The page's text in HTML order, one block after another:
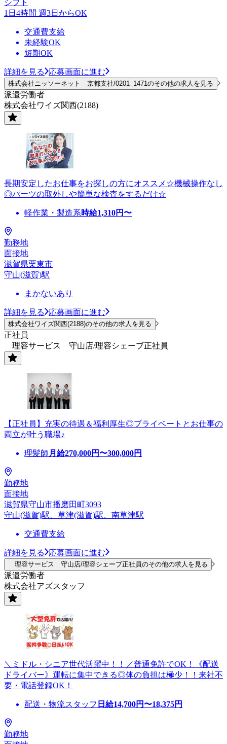
シフト
1日4時間 週3日からOK
交通費支給
未経験OK
短期OK
詳細を見る 応募画面に進む
株式会社ニッソーネット 京都支社/0201_1471のその他の求人を見る
派遣労働者
株式会社ワイズ関西(2188)
長期安定したお仕事をお探しの方にオススメ☆機械操作なし
◎パーツの取外しや簡単な検査をするだけ☆
軽作業・製造系時給1,310円〜
勤務地
面接地
滋賀県栗東市
守山(滋賀)駅
まかないあり
詳細を見る 応募画面に進む
株式会社ワイズ関西(2188)のその他の求人を見る
正社員
理容サービス 守山店/理容シェーブ正社員
【正社員】充実の待遇＆福利厚生◎プライベートとお仕事の
両立が叶う職場♪
理髪師 月給270,000円〜300,000円
勤務地
面接地
滋賀県守山市播磨田町3093
守山(滋賀)駅、草津(滋賀)駅、南草津駅
交通費支給
詳細を見る 応募画面に進む
理容サービス 守山店/理容シェーブ正社員のその他の求人を見る
派遣労働者
株式会社アズスタッフ
＼ミドル・シニア世代活躍中！！／普通免許でOK！《配送
ドライバー》運転に集中できる◎体の負担は極少！！来社不
要・電話登録OK！
配送・物流スタッフ 日給14,700円〜18,375円
勤務地